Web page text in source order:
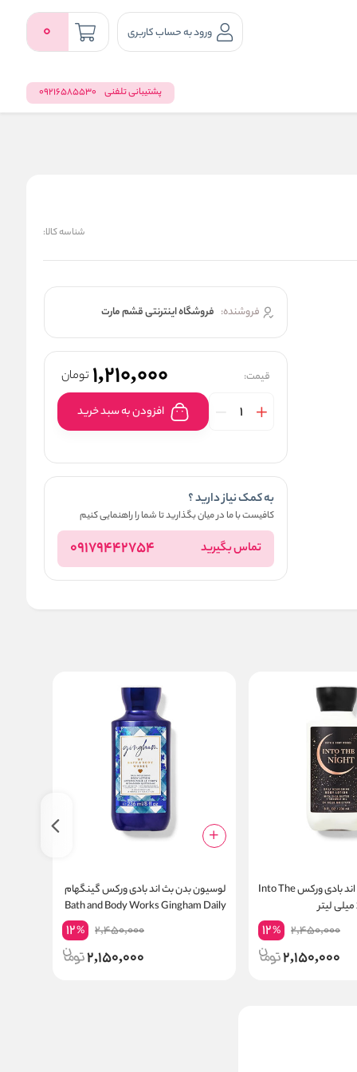
ورود به حساب کاربری 0
پشتیبانی تلفنی 09216585530
شناسه کالا:
فروشنده: فروشگاه اینترنتی قشم مارت
قیمت: 1,210,000 تومان
افزودن به سبد خرید
به کمک نیاز دارید ؟
کافیست با ما در میان بگذارید تا شما را راهنمایی کنیم
تماس بگیرید 09179442754
لوسیون بدن بث اند بادی ورکس Into The
2,450,000
12%
2,150,000
لوسیون بدن بث اند بادی ورکس گینگهام
Bath and Body Works Gingham Daily
Nourishing Body Lotion 24 Hour
2,450,000
12%
2,150,000